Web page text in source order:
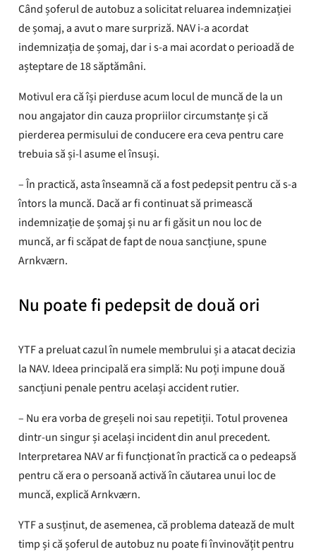
Când șoferul de autobuz a solicitat reluarea indemnizației
de șomaj, a avut o mare surpriză. NAV i-a acordat
indemnizația de șomaj, dar i s-a mai acordat o perioadă de
așteptare de 18 săptămâni.
Motivul era că își pierduse acum locul de muncă de la un
nou angajator din cauza propriilor circumstanțe și că
pierderea permisului de conducere era ceva pentru care
trebuia să și-l asume el însuși.
– În practică, asta înseamnă că a fost pedepsit pentru că s-a
întors la muncă. Dacă ar fi continuat să primească
indemnizație de șomaj și nu ar fi găsit un nou loc de
muncă, ar fi scăpat de fapt de noua sancțiune, spune
Arnkværn.
Nu poate fi pedepsit de două ori
YTF a preluat cazul în numele membrului și a atacat decizia
la NAV. Ideea principală era simplă: Nu poți impune două
sancțiuni penale pentru același accident rutier.
– Nu era vorba de greșeli noi sau repetiții. Totul provenea
dintr-un singur și același incident din anul precedent.
Interpretarea NAV ar fi funcționat în practică ca o pedeapsă
pentru că era o persoană activă în căutarea unui loc de
muncă, explică Arnkværn.
YTF a susținut, de asemenea, că problema datează de mult
timp și că șoferul de autobuz nu poate fi învinovățit pentru